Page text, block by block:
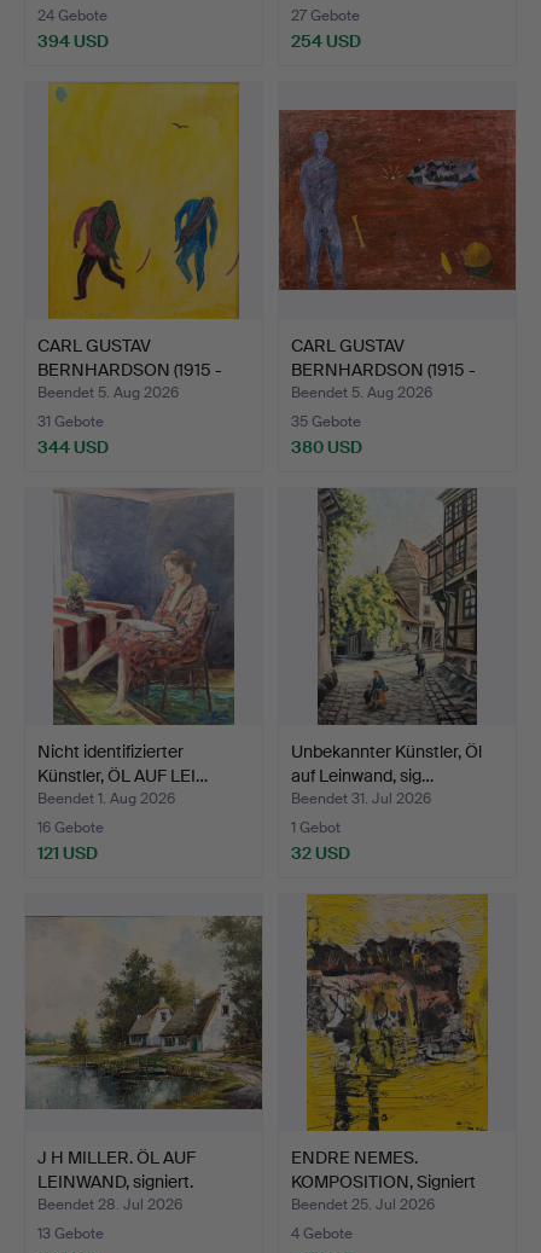
24 Gebote
394 USD
27 Gebote
254 USD
CARL GUSTAV
BERNHARDSON (1915 -
1998). ÖL …
Beendet 5. Aug 2026
31 Gebote
344 USD
CARL GUSTAV
BERNHARDSON (1915 -
1998). ÖL …
Beendet 5. Aug 2026
35 Gebote
380 USD
Nicht identifizierter
Künstler, ÖL AUF LEI…
Beendet 1. Aug 2026
16 Gebote
121 USD
Unbekannter Künstler, Öl
auf Leinwand, sig…
Beendet 31. Jul 2026
1 Gebot
32 USD
J H MILLER. ÖL AUF
LEINWAND, signiert.
Beendet 28. Jul 2026
13 Gebote
ENDRE NEMES.
KOMPOSITION, Signiert
und dat…
Beendet 25. Jul 2026
4 Gebote